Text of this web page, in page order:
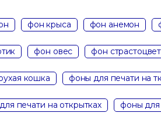
фон крыса фон анемон
фон овес фон страстоцвет
кошка фоны для печати на
печати на открытках фоны для